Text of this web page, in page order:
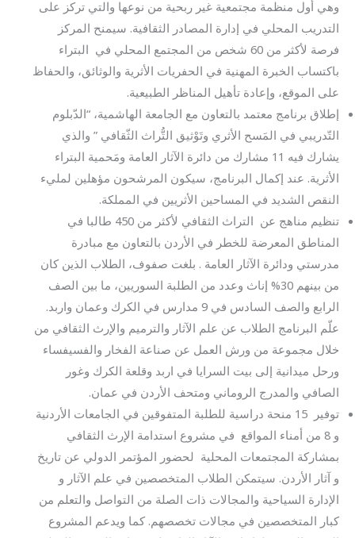
وهي أول منظمة مجتمعية غير ربحية من نوعها والتي تركز على
التدريب المحلي في إدارة المصادر الثقافية. سيمنح المركز
فرصة لأكثر من 60 شخص من المجتمع المحلي في البتراء
باكتساب الخبرة المهنية في الحفريات الأثرية والوثائق، والحفاظ
على الموقع، وإعادة تأهيل المناظر الطبيعية.
إطلاق برنامج معتمد بالتعاون مع الجامعة الهاشمية، “الدّبلوم
التّدريبي في المَسح الأثري وتَوْثيق التُّراث الثّقافي ” والذي
يشارك فيه 11 مشارك من دائرة الآثار العامة ومَحمية البتراء
الأثرية. عند إكمال البرنامج، سيكون المرشحون مؤهلين لمليء
النقص الشديد في المساحين الأثريين في المملكة.
تنظيم مناهج عن التراث الثقافي لأكثر من 450 طالبا في
المناطق المعرضة للخطر في الأردن بالتعاون مع مبادرة
مدرستي ودائرة الآثار العامة . بلغت صفوف، الطلاب الذين كان
من بينهم 30% إناث وعدد من الطلبة السوريين، ما بين الصف
الرابع والصف السادس في 9 مدارس في الكرك وعمان واربد.
علّم البرنامج الطلاب عن علم الآثار والترميم والإرث الثقافي من
خلال مجموعة من ورش العمل عن صناعة الفخار والفسيفساء
ورحل ميدانية إلى بيت السرايا في اربد وقلعة الكرك وغور
الصافي والمدرج الروماني ومتحف الأردن في عمان.
توفير 15 منحة دراسية للطلبة المتفوقين في الجامعات الأردنية
و 8 من أمناء المواقع في مشروع استدامة الإرث الثقافي
بمشاركة المجتمعات المحلية لحضور المؤتمر الدولي عن تاريخ
و آثار الأردن. سيتمكن الطلاب المتخصصين في علم الآثار و
الإدارة السياحية والمجالات ذات الصلة من التواصل والتعلم من
كبار المتخصصين في مجالات تخصصهم. كما ويدعم المشروع